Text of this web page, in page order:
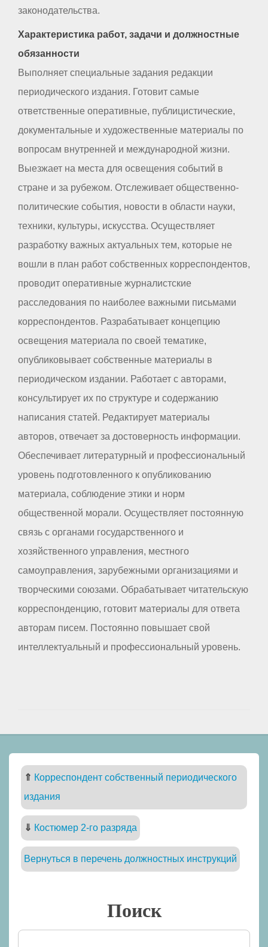
законодательства.
Характеристика работ, задачи и должностные
обязанности
Выполняет специальные задания редакции
периодического издания. Готовит самые
ответственные оперативные, публицистические,
документальные и художественные материалы по
вопросам внутренней и международной жизни.
Выезжает на места для освещения событий в
стране и за рубежом. Отслеживает общественно-
политические события, новости в области науки,
техники, культуры, искусства. Осуществляет
разработку важных актуальных тем, которые не
вошли в план работ собственных корреспондентов,
проводит оперативные журналистские
расследования по наиболее важными письмами
корреспондентов. Разрабатывает концепцию
освещения материала по своей тематике,
опубликовывает собственные материалы в
периодическом издании. Работает с авторами,
консультирует их по структуре и содержанию
написания статей. Редактирует материалы
авторов, отвечает за достоверность информации.
Обеспечивает литературный и профессиональный
уровень подготовленного к опубликованию
материала, соблюдение этики и норм
общественной морали. Осуществляет постоянную
связь с органами государственного и
хозяйственного управления, местного
самоуправления, зарубежными организациями и
творческими союзами. Обрабатывает читательскую
корреспонденцию, готовит материалы для ответа
авторам писем. Постоянно повышает свой
интеллектуальный и профессиональный уровень.
⇑ Корреспондент собственный периодического
издания
⇓ Костюмер 2-го разряда
Вернуться в перечень должностных инструкций
Поиск